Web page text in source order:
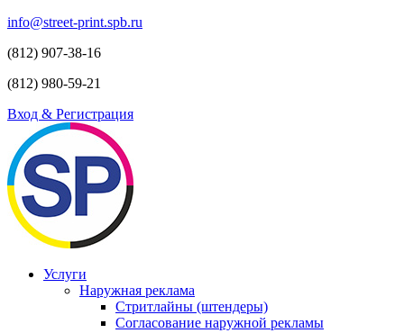
info@street-print.spb.ru
(812) 907-38-16
(812) 980-59-21
Вход & Регистрация
Услуги
Наружная реклама
Стритлайны (штендеры)
Согласование наружной рекламы